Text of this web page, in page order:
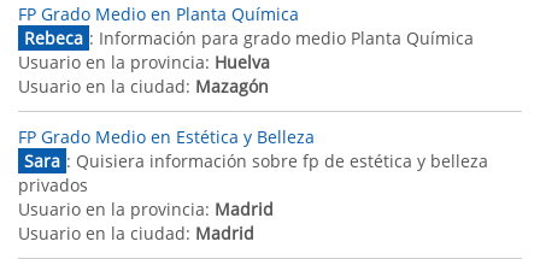
FP Grado Medio en Planta Química
Rebeca : Información para grado medio Planta Química
Usuario en la provincia: Huelva
Usuario en la ciudad: Mazagón
FP Grado Medio en Estética y Belleza
Sara : Quisiera información sobre fp de estética y belleza
privados
Usuario en la provincia: Madrid
Usuario en la ciudad: Madrid